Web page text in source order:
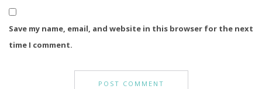
Save my name, email, and website in this browser for the next
time I comment.